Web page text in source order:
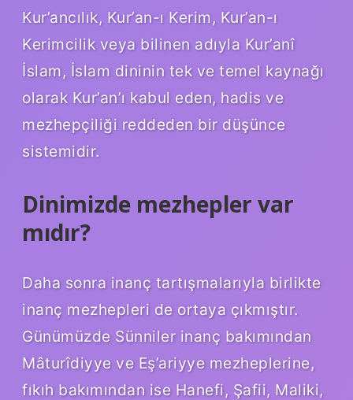
Kur’ancılık, Kur’an-ı Kerim, Kur’an-ı
Kerimcilik veya bilinen adıyla Kur’anî
İslam, İslam dininin tek ve temel kaynağı
olarak Kur’an’ı kabul eden, hadis ve
mezhepçiliği reddeden bir düşünce
sistemidir.
Dinimizde mezhepler var
mıdır?
Daha sonra inanç tartışmalarıyla birlikte
inanç mezhepleri de ortaya çıkmıştır.
Günümüzde Sünniler inanç bakımından
Mâturîdiyye ve Eş’ariyye mezheplerine,
fıkıh bakımından ise Hanefi, Şafii, Maliki,